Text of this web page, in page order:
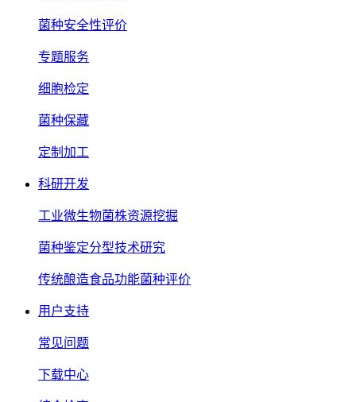
菌种安全性评价
专题服务
细胞检定
菌种保藏
定制加工
科研开发
工业微生物菌株资源挖掘
菌种鉴定分型技术研究
传统酿造食品功能菌种评价
用户支持
常见问题
下载中心